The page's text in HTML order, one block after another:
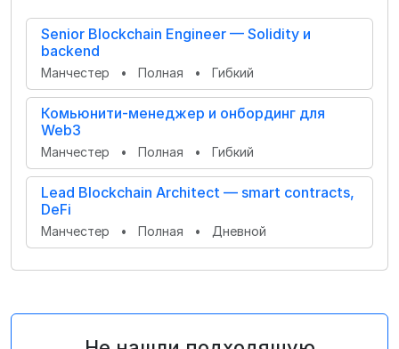
Senior Blockchain Engineer — Solidity и
backend
Манчестер • Полная • Гибкий
Комьюнити-менеджер и онбординг для
Web3
Манчестер • Полная • Гибкий
Lead Blockchain Architect — smart contracts,
DeFi
Манчестер • Полная • Дневной